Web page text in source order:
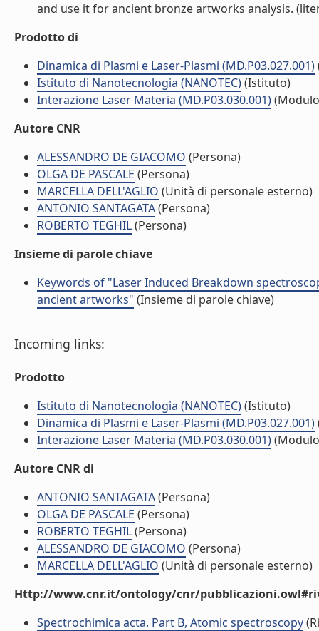
and use it for ancient bronze artworks analysis.
Prodotto di
Dinamica di Plasmi e Laser-Plasmi (MD.P03.027.001)
Istituto di Nanotecnologia (NANOTEC)(Istituto)
Interazione Laser Materia (MD.P03.030.001)
Autore CNR
ALESSANDRO DE GIACOMO (Persona)
OLGA DE PASCALE (Persona)
MARCELLA DELL'AGLIO (Unità di personale esterno)
ANTONIO SANTAGATA(Persona)
ROBERTO TEGHIL(Persona)
Insieme di parole chiave
Keywords of "Laser Induced Breakdown
ancient artworks" (Insieme di parole chiave)
Incoming links:
Prodotto
Istituto di Nanotecnologia (NANOTEC)(Istituto)
Dinamica di Plasmi e Laser-Plasmi (MD.P03.027.001)
Interazione Laser Materia (MD.P03.030.001)
Autore CNR di
ANTONIO SANTAGATA(Persona)
OLGA DE PASCALE (Persona)
ROBERTO TEGHIL(Persona)
ALESSANDRO DE GIACOMO (Persona)
MARCELLA DELL'AGLIO (Unità di personale esterno)
Http://www.cnr.it/ontology/cnr/
Spectrochimica acta. Part B, Atomic spectroscopy